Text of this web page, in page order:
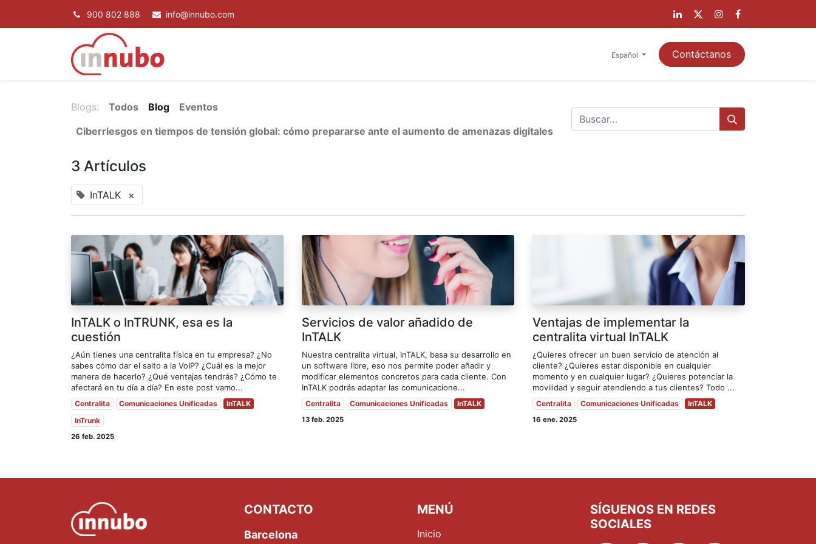
900 802 888 info@innubo.com
Español Contáctanos
Blogs: Todos Blog
Eventos
Ciberriesgos en tiempos de tensión global: cómo prepararse ante el aumento de amenazas digitales
3 Artículos
InTALK ×
InTALK o InTRUNK, esa es la
cuestión
¿Aún tienes una centralita física en tu empresa? ¿No
sabes cómo dar el salto a la VoIP? ¿Cuál es la mejor
manera de hacerlo? ¿Qué ventajas tendrás? ¿Cómo te
afectará en tu día a día? En este post vamo...
Centralita Comunicaciones Unificadas
InTALK
InTrunk
26 feb. 2025
Servicios de valor añadido de
InTALK
Nuestra centralita virtual, InTALK, basa su desarrollo en
un software libre, eso nos permite poder añadir y
modificar elementos concretos para cada cliente. Con
InTALK podrás adaptar las comunicacione...
Centralita Comunicaciones Unificadas InTALK
13 feb. 2025
Ventajas de implementar la
centralita virtual InTALK
¿Quieres ofrecer un buen servicio de atención al
cliente? ¿Quieres estar disponible en cualquier
momento y en cualquier lugar? ¿Quieres potenciar la
movilidad y seguir atendiendo a tus clientes? Todo ...
Centralita Comunicaciones Unificadas InTALK
16 ene. 2025
CONTACTO
Barcelona
MENÚ
Inicio
SÍGUENOS EN REDES
SOCIALES